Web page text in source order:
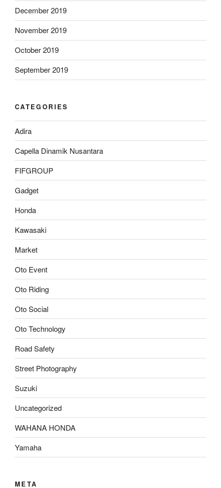
December 2019
November 2019
October 2019
September 2019
CATEGORIES
Adira
Capella Dinamik Nusantara
FIFGROUP
Gadget
Honda
Kawasaki
Market
Oto Event
Oto Riding
Oto Social
Oto Technology
Road Safety
Street Photography
Suzuki
Uncategorized
WAHANA HONDA
Yamaha
META